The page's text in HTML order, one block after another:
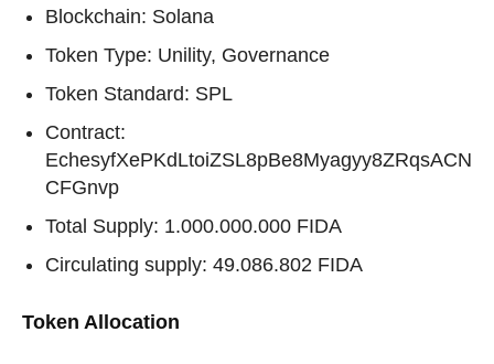
Blockchain: Solana
Token Type: Unility, Governance
Token Standard: SPL
Contract:
EchesyfXePKdLtoiZSL8pBe8Myagyy8ZRqsACN
CFGnvp
Total Supply: 1.000.000.000 FIDA
Circulating supply: 49.086.802 FIDA
Token Allocation